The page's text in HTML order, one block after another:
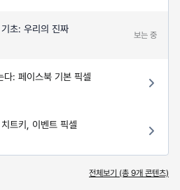
초: 우리의 진짜
보는 중
다: 페이스북 기본 픽셀
트키, 이벤트 픽셀
전체보기 (총 9개 콘텐츠)